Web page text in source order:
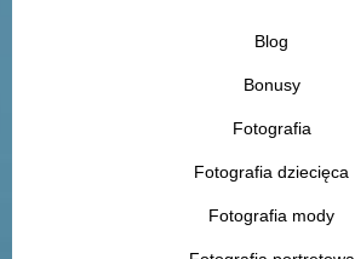
Blog
Bonusy
Fotografia
Fotografia dziecięca
Fotografia mody